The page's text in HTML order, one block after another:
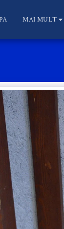
MAI MULT